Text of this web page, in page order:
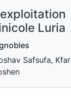
Luria
Safsufa, Kfar